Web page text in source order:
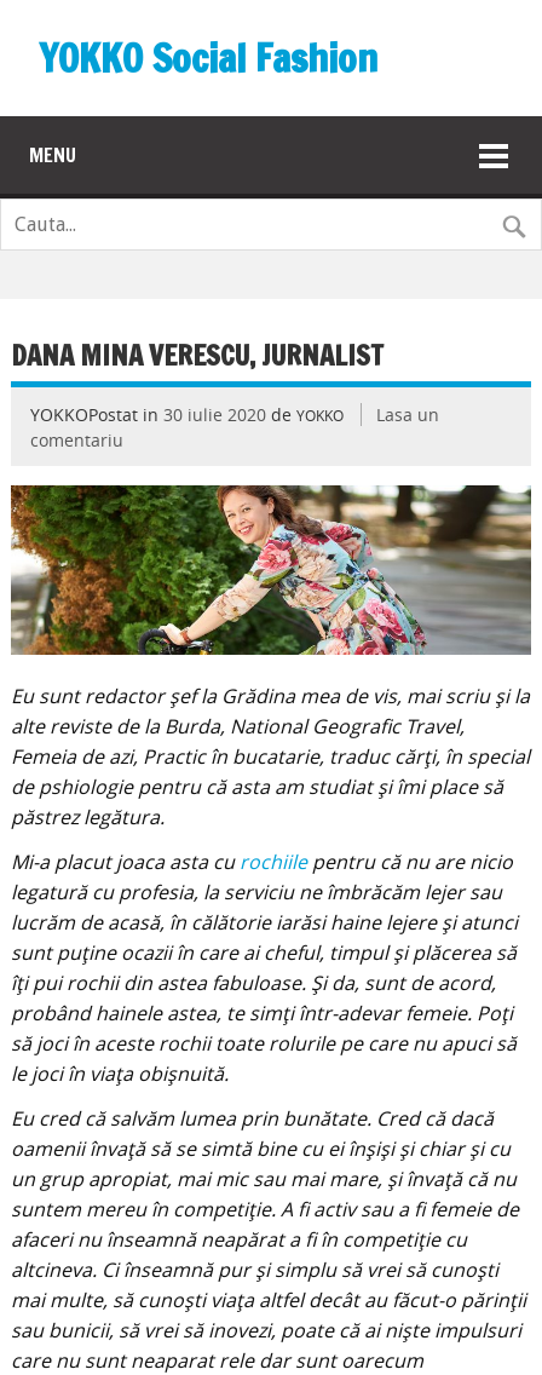
YOKKO Social Fashion
MENU
DANA MINA VERESCU, JURNALIST
YOKKOPostat in 30 iulie 2020de YOKKO
Lasa un
comentariu
Eu sunt redactor șef la Grădina mea de vis, mai scriu și la
alte reviste de la Burda, National Geografic Travel,
Femeia de azi, Practic în bucatarie, traduc cărți, în special
de pshiologie pentru că asta am studiat și îmi place să
păstrez legătura.
Mi-a placut joaca asta curochiilepentru că nu are nicio
legatură cu profesia, la serviciu ne îmbrăcăm lejer sau
lucrăm de acasă, în călătorie iarăsi haine lejere și atunci
sunt puține ocazii în care ai cheful, timpul și plăcerea să
îți pui rochii din astea fabuloase. Și da, sunt de acord,
probând hainele astea, te simți într-adevar femeie. Poți
să joci în aceste rochii toate rolurile pe care nu apuci să
le joci în viața obișnuită.
Eu cred că salvăm lumea prin bunătate. Cred că dacă
oamenii învață să se simtă bine cu ei înșiși și chiar și cu
un grup apropiat, mai mic sau mai mare, și învață că nu
suntem mereu în competiție. A fi activ sau a fi femeie de
afaceri nu înseamnă neapărat a fi în competiție cu
altcineva. Ci înseamnă pur și simplu să vrei să cunoști
mai multe, să cunoști viața altfel decât au făcut-o părinții
sau bunicii, să vrei să inovezi, poate că ai niște impulsuri
care nu sunt neaparat rele dar sunt oarecum